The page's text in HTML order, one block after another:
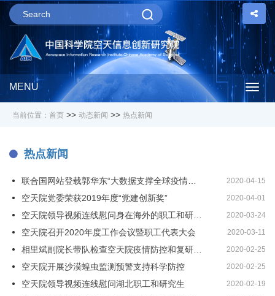
MENU
当前位置： 首页 >> 动态新闻 >> 热点新闻
热点新闻
2020-04-15
空天院党委荣获2019年度“党建创新奖” 2020-04-01
2020-03-24
空天院召开2020年度工作会议暨职工代表大会 2020-03-11
2020-02-25
空天院开展沙漠蝗虫监测预警支持科学防控 2020-02-25
空天院领导视频连线慰问湖北职工和研究生 2020-02-19